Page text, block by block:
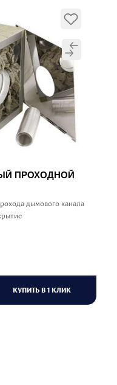
ПРОХОДНОЙ
дымового канала
КУПИТЬ В 1 КЛИК